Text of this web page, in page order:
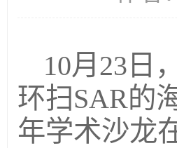
10月23日
环扫SAR的
年学术沙龙